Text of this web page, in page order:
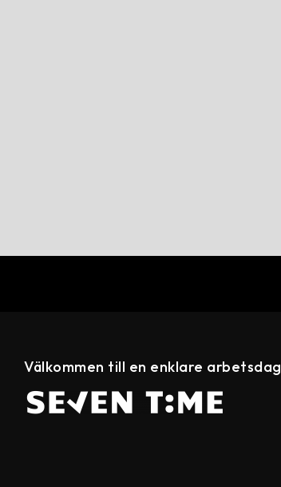
Välkommen till en enklare arbetsdag